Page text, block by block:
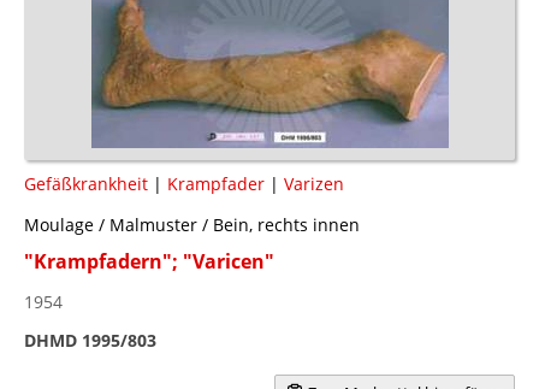
Gefäßkrankheit | Krampfader | Varizen
Moulage / Malmuster / Bein, rechts innen
"Krampfadern"; "Varicen"
1954
DHMD 1995/803